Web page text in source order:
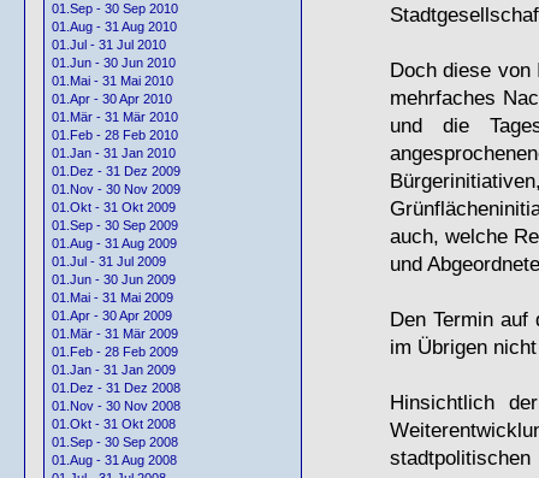
01.Sep - 30 Sep 2010
01.Aug - 31 Aug 2010
01.Jul - 31 Jul 2010
01.Jun - 30 Jun 2010
01.Mai - 31 Mai 2010
01.Apr - 30 Apr 2010
01.Mär - 31 Mär 2010
01.Feb - 28 Feb 2010
01.Jan - 31 Jan 2010
01.Dez - 31 Dez 2009
01.Nov - 30 Nov 2009
01.Okt - 31 Okt 2009
01.Sep - 30 Sep 2009
01.Aug - 31 Aug 2009
01.Jul - 31 Jul 2009
01.Jun - 30 Jun 2009
01.Mai - 31 Mai 2009
01.Apr - 30 Apr 2009
01.Mär - 31 Mär 2009
01.Feb - 28 Feb 2009
01.Jan - 31 Jan 2009
01.Dez - 31 Dez 2008
01.Nov - 30 Nov 2008
01.Okt - 31 Okt 2008
01.Sep - 30 Sep 2008
01.Aug - 31 Aug 2008
Doch diese von
mehrfaches
und die
auch, welche
und
Den Termin
im Übrigen
Hinsichtlich